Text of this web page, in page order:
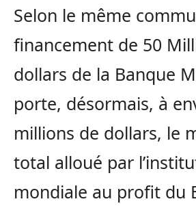
Selon le même
financement de 50
dollars de la Banque
porte, désormais, à
millions de dollars, le
total alloué par
mondiale au profit du